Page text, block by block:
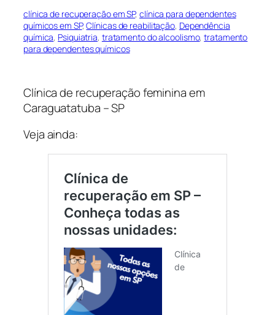
clínica de recuperação em SP, clínica para dependentes
químicos em SP, Clínicas de reabilitação, Dependência
química, Psiquiatria, tratamento do alcoolismo, tratamento
para dependentes químicos
Clínica de recuperação feminina em
Caraguatatuba – SP
Veja ainda: